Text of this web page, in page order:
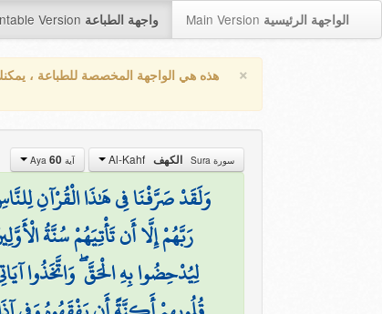
Version واجهة الطباعة Main Version الواجهة الرئيسية
× هذه هي الواجهة المخصصة للطباعة ،
سورة Sura الكهف آية Aya 60
وَلَقَدْ صَرَّفْنَا فِي هَٰذَا الْقُرْآنِ
رَبَّهُمْ إِلَّا أَن تَأْتِيَهُمْ سُنَّةُ
لِيُدْحِضُوا بِهِ الْحَقَّ ۖ وَاتَّخَذُوا